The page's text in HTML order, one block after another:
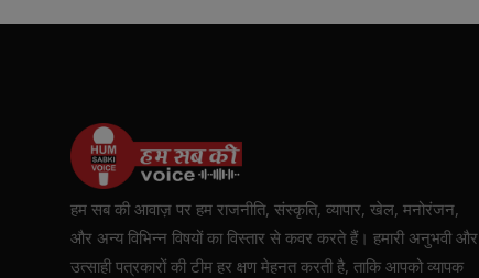
हम सब की आवाज़ पर हम राजनीति, संस्कृति, व्यापार, खेल, मनोरंजन,
और अन्य विभिन्न विषयों का विस्तार से कवर करते हैं। हमारी अनुभवी और
उत्साही पत्रकारों की टीम हर क्षण मेहनत करती है, ताकि आपको व्यापक